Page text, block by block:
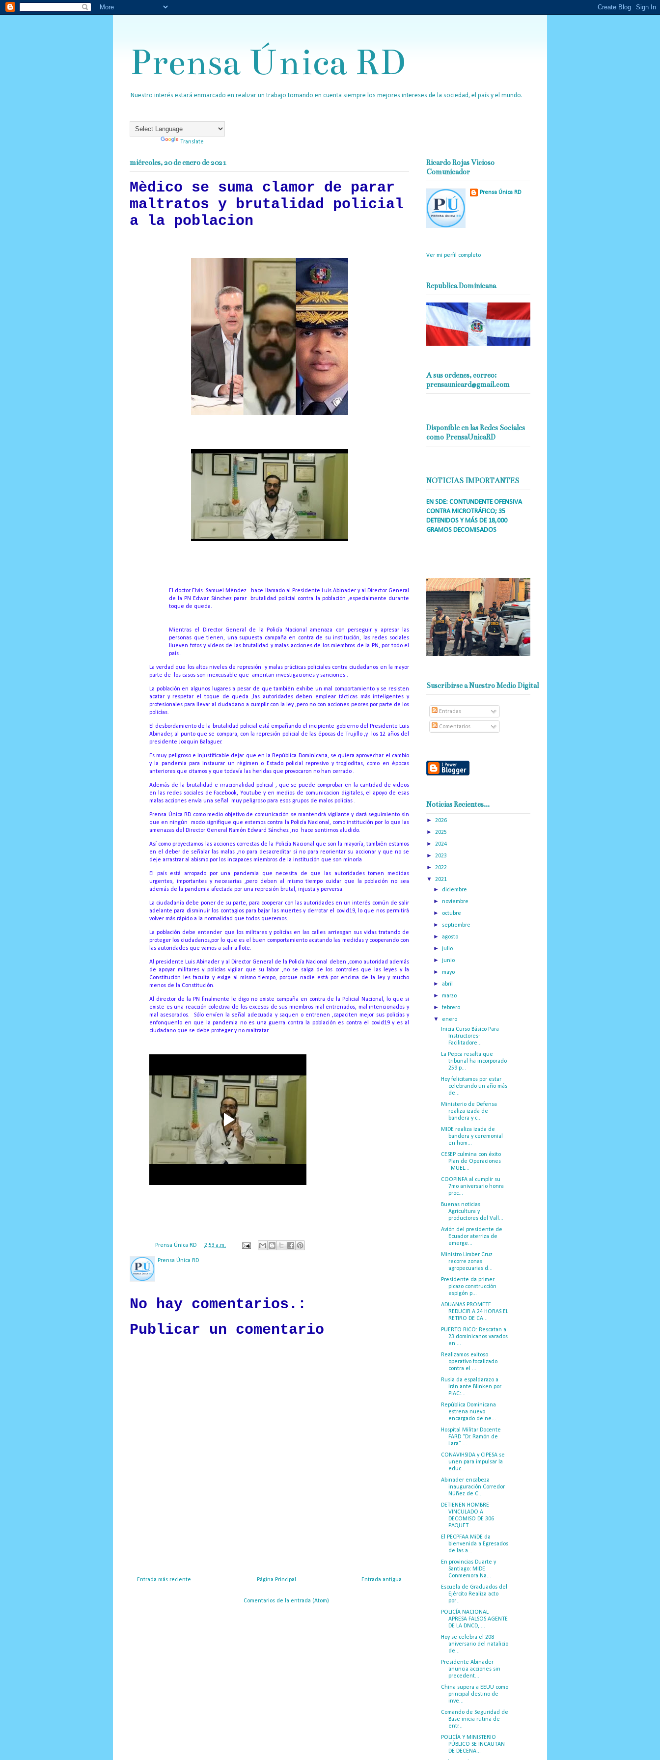
Prensa Única RD
Nuestro interés estará enmarcado en realizar un trabajo tomando en cuenta siempre los mejores intereses de la sociedad, el país y el mundo.
Translate
miércoles, 20 de enero de 2021
Mèdico se suma clamor de parar
maltratos y brutalidad policial
a la poblacion
El doctor Elvis Samuel Méndez hace llamado al Presidente Luis Abinader y al Director General
de la PN Edwar Sánchez parar brutalidad policial contra la población ,especialmente durante
toque de queda.
Mientras el Director General de la Policía Nacional amenaza con perseguir y apresar las
personas que tienen, una supuesta campaña en contra de su institución, las redes sociales
llueven fotos y vídeos de las brutalidad y malas acciones de los miembros de la PN, por todo el
país .
La verdad que los altos niveles de represión y malas prácticas policiales contra ciudadanos en la mayor
parte de los casos son inexcusable que ameritan investigaciones y sanciones .
La población en algunos lugares a pesar de que también exhibe un mal comportamiento y se resisten
acatar y respetar el toque de queda ,las autoridades deben emplear tácticas más inteligentes y
profesionales para llevar al ciudadano a cumplir con la ley ,pero no con acciones peores por parte de los
policías.
El desbordamiento de la brutalidad policial está empañando el incipiente gobierno del Presidente Luis
Abinader, al punto que se compara, con la represión policial de las épocas de Trujillo ,y los 12 años del
presidente Joaquin Balaguer.
Es muy peligroso e injustificable dejar que en la República Dominicana, se quiera aprovechar el cambio
y la pandemia para instaurar un régimen o Estado policial represivo y trogloditas, como en épocas
anteriores que citamos y que todavía las heridas que provocaron no han cerrado .
Además de la brutalidad e irracionalidad policial , que se puede comprobar en la cantidad de videos
en las redes sociales de Facebook, Youtube y en medios de comunicacion digitales, el apoyo de esas
malas acciones envía una señal muy peligroso para esos grupos de malos policias .
Prensa Única RD como medio objetivo de comunicación se mantendrá vigilante y dará seguimiento sin
que en ningún modo signifique que estemos contra la Policía Nacional, como institución por lo que las
amenazas del Director General Ramón Edward Sánchez ,no hace sentirnos aludido.
Así como proyectamos las acciones correctas de la Policía Nacional que son la mayoría, también estamos
en el deber de señalar las malas ,no para desacreditar si no para reorientar su accionar y que no se
deje arrastrar al abismo por los incapaces miembros de la institución que son minoría
El país está arropado por una pandemia que necesita de que las autoridades tomen medidas
urgentes, importantes y necesarias ,pero deben al mismo tiempo cuidar que la población no sea
además de la pandemia afectada por una represión brutal, injusta y perversa.
La ciudadanía debe poner de su parte, para cooperar con las autoridades en un interés común de salir
adelante para disminuir los contagios para bajar las muertes y derrotar el covid19, lo que nos permitirá
volver más rápido a la normalidad que todos queremos.
La población debe entender que los militares y policías en las calles arriesgan sus vidas tratando de
proteger los ciudadanos,por lo que es el buen comportamiento acatando las medidas y cooperando con
las autoridades que vamos a salir a flote.
Al presidente Luis Abinader y al Director General de la Policía Nacional deben ,como autoridad además
de apoyar militares y policías vigilar que su labor ,no se salga de los controles que las leyes y la
Constitución les faculta y exige al mismo tiempo, porque nadie está por encima de la ley y mucho
menos de la Constitución.
Al director de la PN finalmente le digo no existe campaña en contra de la Policial Nacional, lo que si
existe es una reacción colectiva de los excesos de sus miembros mal entrenados, mal intencionados y
mal asesorados. Sólo envíen la señal adecuada y saquen o entrenen ,capaciten mejor sus policías y
enfonquenlo en que la pandemia no es una guerra contra la población es contra el covid19 y es al
ciudadano que se debe proteger y no maltratar.
Prensa Única RD 2:53 a.m.
Prensa Única RD
No hay comentarios.:
Publicar un comentario
Entrada más reciente Entrada antigua
Página Principal
Comentarios de la entrada (Atom)
Ricardo Rojas Vicioso
Comunicador
Prensa Única RD
Ver mi perfil completo
Republica Dominicana
A sus ordenes, correo:
prensaunicard@gmail.com
Disponible en las Redes Sociales
como PrensaUnicaRD
NOTICIAS IMPORTANTES
EN SDE: CONTUNDENTE OFENSIVA
CONTRA MICROTRÁFICO; 35
DETENIDOS Y MÁS DE 18,000
GRAMOS DECOMISADOS
Suscribirse a Nuestro Medio Digital
Entradas
Comentarios
Noticias Recientes...
► 2026
► 2025
► 2024
► 2023
► 2022
▼ 2021
► diciembre
►noviembre
► octubre
► septiembre
► agosto
►julio
►junio
►mayo
► abril
►marzo
►febrero
▼ enero
Inicia Curso Básico Para
Instructores-
Facilitadore...
La Pepca resalta que
tribunal ha incorporado
259 p...
Hoy felicitamos por estar
celebrando un año más
de...
Ministerio de Defensa
realiza izada de
bandera y c...
MIDE realiza izada de
bandera y ceremonial
en hom...
CESEP culmina con éxito
Plan de Operaciones
¨MUEL...
COOPINFA al cumplir su
7mo aniversario honra
proc...
Buenas noticias
Agricultura y
productores del Vall...
Avión del presidente de
Ecuador aterriza de
emerge...
Ministro Limber Cruz
recorre zonas
agropecuarias d...
Presidente da primer
picazo construcción
espigón p...
ADUANAS PROMETE
REDUCIR A 24 HORAS EL
RETIRO DE CA...
PUERTO RICO: Rescatan a
23 dominicanos varados
en ...
Realizamos exitoso
operativo focalizado
contra el ...
Rusia da espaldarazo a
Irán ante Blinken por
PIAC:...
República Dominicana
estrena nuevo
encargado de ne...
Hospital Militar Docente
FARD “Dr. Ramón de
Lara” ...
CONAVIHSIDA y CIPESA se
unen para impulsar la
educ...
Abinader encabeza
inauguración Corredor
Núñez de C...
DETIENEN HOMBRE
VINCULADO A
DECOMISO DE 306
PAQUET...
El PECPFAA MiDE da
bienvenida a Egresados
de las a...
En provincias Duarte y
Santiago: MIDE
Conmemora Na...
Escuela de Graduados del
Ejército Realiza acto
por...
POLICÍA NACIONAL
APRESA FALSOS AGENTE
DE LA DNCD, ...
Hoy se celebra el 208
aniversario del natalicio
de...
Presidente Abinader
anuncia acciones sin
precedent...
China supera a EEUU como
principal destino de
inve...
Comando de Seguridad de
Base inicia rutina de
entr...
POLICÍA Y MINISTERIO
PÚBLICO SE INCAUTAN
DE DECENA...